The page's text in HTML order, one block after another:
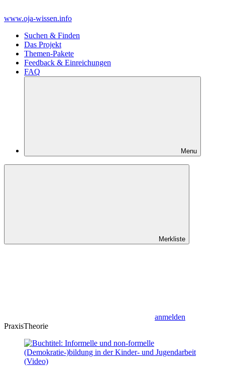
www.oja-wissen.info
Suchen & Finden
Das Projekt
Themen-Pakete
Feedback & Einreichungen
FAQ
Menu
Merkliste
anmelden
PraxisTheorie